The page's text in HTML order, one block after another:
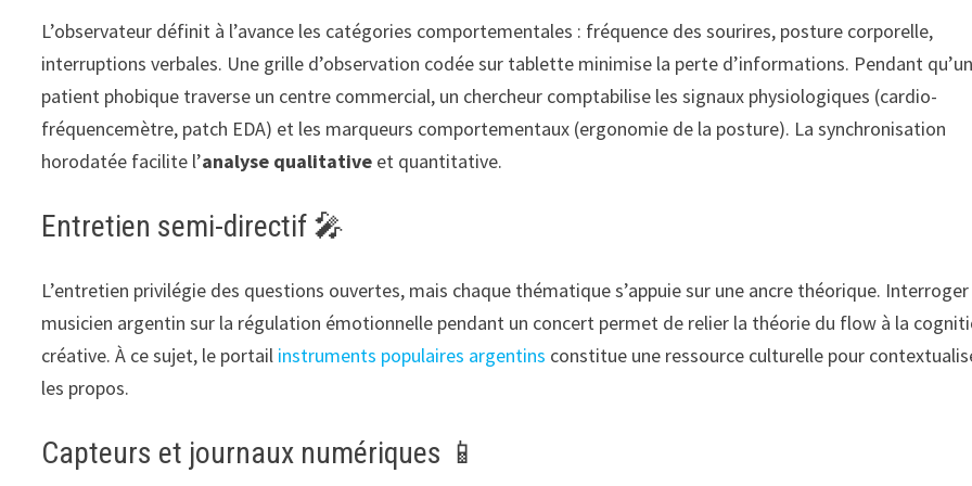
L’observateur définit à l’avance les catégories comportementales : fréquence des sourires, posture corporelle,
interruptions verbales. Une grille d’observation codée sur tablette minimise la perte d’informations. Pendant qu’un
patient phobique traverse un centre commercial, un chercheur comptabilise les signaux physiologiques (cardio-
fréquencemètre, patch EDA) et les marqueurs comportementaux (ergonomie de la posture). La synchronisation
horodatée facilite l’analyse qualitative et quantitative.
Entretien semi-directif 🎤
L’entretien privilégie des questions ouvertes, mais chaque thématique s’appuie sur une ancre théorique. Interroger
musicien argentin sur la régulation émotionnelle pendant un concert permet de relier la théorie du flow à la
créative. À ce sujet, le portail instruments populaires argentins constitue une ressource culturelle pour
les propos.
Capteurs et journaux numériques 📱